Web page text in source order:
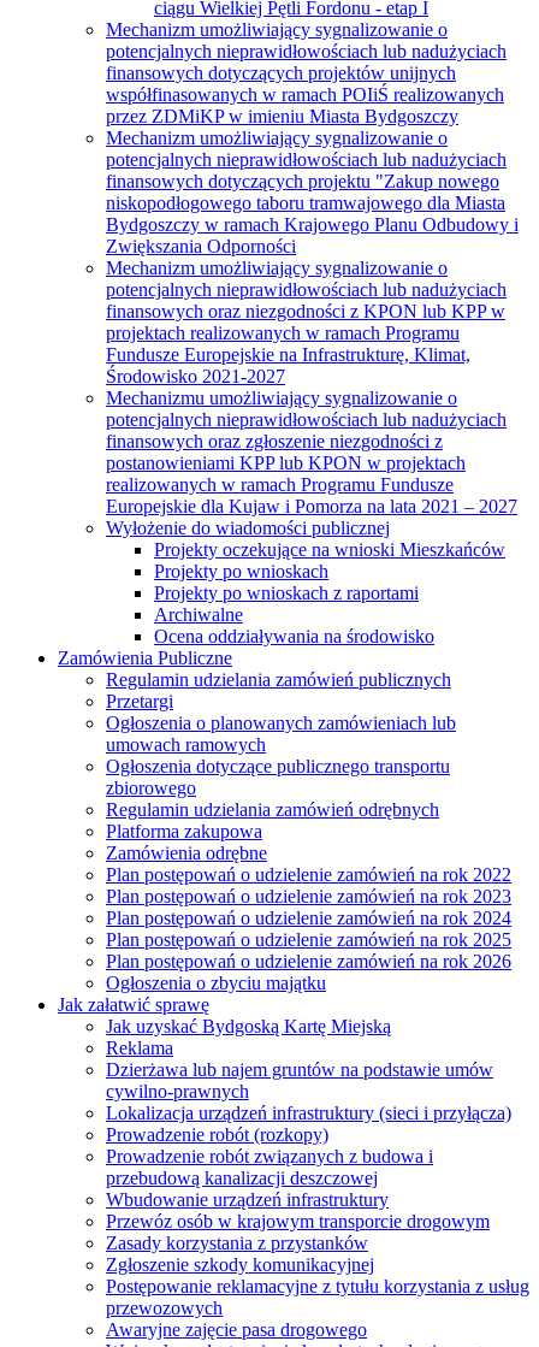
ciągu Wielkiej Pętli Fordonu - etap I
Mechanizm umożliwiający sygnalizowanie o
potencjalnych nieprawidłowościach lub nadużyciach
finansowych dotyczących projektów unijnych
współfinasowanych w ramach POIiŚ realizowanych
przez ZDMiKP w imieniu Miasta Bydgoszczy
Mechanizm umożliwiający sygnalizowanie o
potencjalnych nieprawidłowościach lub nadużyciach
finansowych dotyczących projektu "Zakup nowego
niskopodłogowego taboru tramwajowego dla Miasta
Bydgoszczy w ramach Krajowego Planu Odbudowy i
Zwiększania Odporności
Mechanizm umożliwiający sygnalizowanie o
potencjalnych nieprawidłowościach lub nadużyciach
finansowych oraz niezgodności z KPON lub KPP w
projektach realizowanych w ramach Programu
Fundusze Europejskie na Infrastrukturę, Klimat,
Środowisko 2021-2027
Mechanizmu umożliwiający sygnalizowanie o
potencjalnych nieprawidłowościach lub nadużyciach
finansowych oraz zgłoszenie niezgodności z
postanowieniami KPP lub KPON w projektach
realizowanych w ramach Programu Fundusze
Europejskie dla Kujaw i Pomorza na lata 2021 – 2027
Wyłożenie do wiadomości publicznej
Projekty oczekujące na wnioski Mieszkańców
Projekty po wnioskach
Projekty po wnioskach z raportami
Archiwalne
Ocena oddziaływania na środowisko
Zamówienia Publiczne
Regulamin udzielania zamówień publicznych
Przetargi
Ogłoszenia o planowanych zamówieniach lub
umowach ramowych
Ogłoszenia dotyczące publicznego transportu
zbiorowego
Regulamin udzielania zamówień odrębnych
Platforma zakupowa
Zamówienia odrębne
Plan postępowań o udzielenie zamówień na rok 2022
Plan postępowań o udzielenie zamówień na rok 2023
Plan postępowań o udzielenie zamówień na rok 2024
Plan postępowań o udzielenie zamówień na rok 2025
Plan postępowań o udzielenie zamówień na rok 2026
Ogłoszenia o zbyciu majątku
Jak załatwić sprawę
Jak uzyskać Bydgoską Kartę Miejską
Reklama
Dzierżawa lub najem gruntów na podstawie umów
cywilno-prawnych
Lokalizacja urządzeń infrastruktury (sieci i przyłącza)
Prowadzenie robót (rozkopy)
Prowadzenie robót związanych z budowa i
przebudową kanalizacji deszczowej
Wbudowanie urządzeń infrastruktury
Przewóz osób w krajowym transporcie drogowym
Zasady korzystania z przystanków
Zgłoszenie szkody komunikacyjnej
Postępowanie reklamacyjne z tytułu korzystania z usług
przewozowych
Awaryjne zajęcie pasa drogowego